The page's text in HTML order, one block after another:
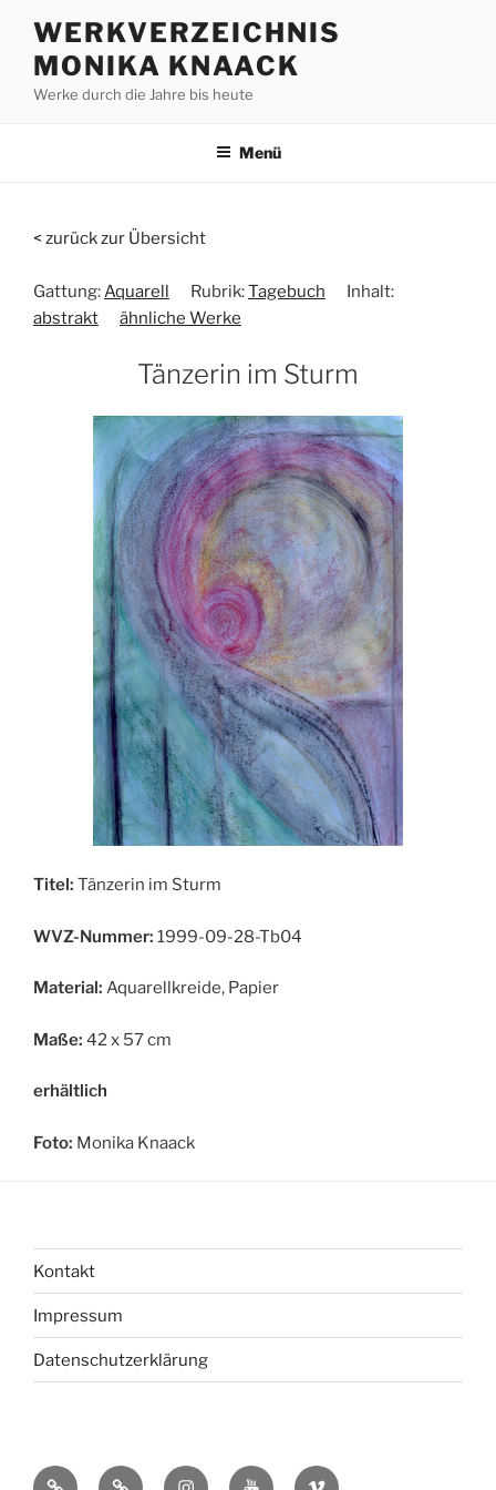
Inhalt
springen
WERKVERZEICHNIS
MONIKA KNAACK
Werke durch die Jahre bis heute
Menü
< zurück zur Übersicht
Gattung: Aquarell Rubrik:Tagebuch
Inhalt:
abstrakt
ähnliche Werke
Tänzerin im Sturm
Titel: Tänzerin im Sturm
WVZ-Nummer: 1999-09-28-Tb04
Material: Aquarellkreide, Papier
Maße: 42 x 57 cm
erhältlich
Foto: Monika Knaack
Kontakt
Impressum
Datenschutzerklärung
bsky MastadonInstagramYou Vimeo